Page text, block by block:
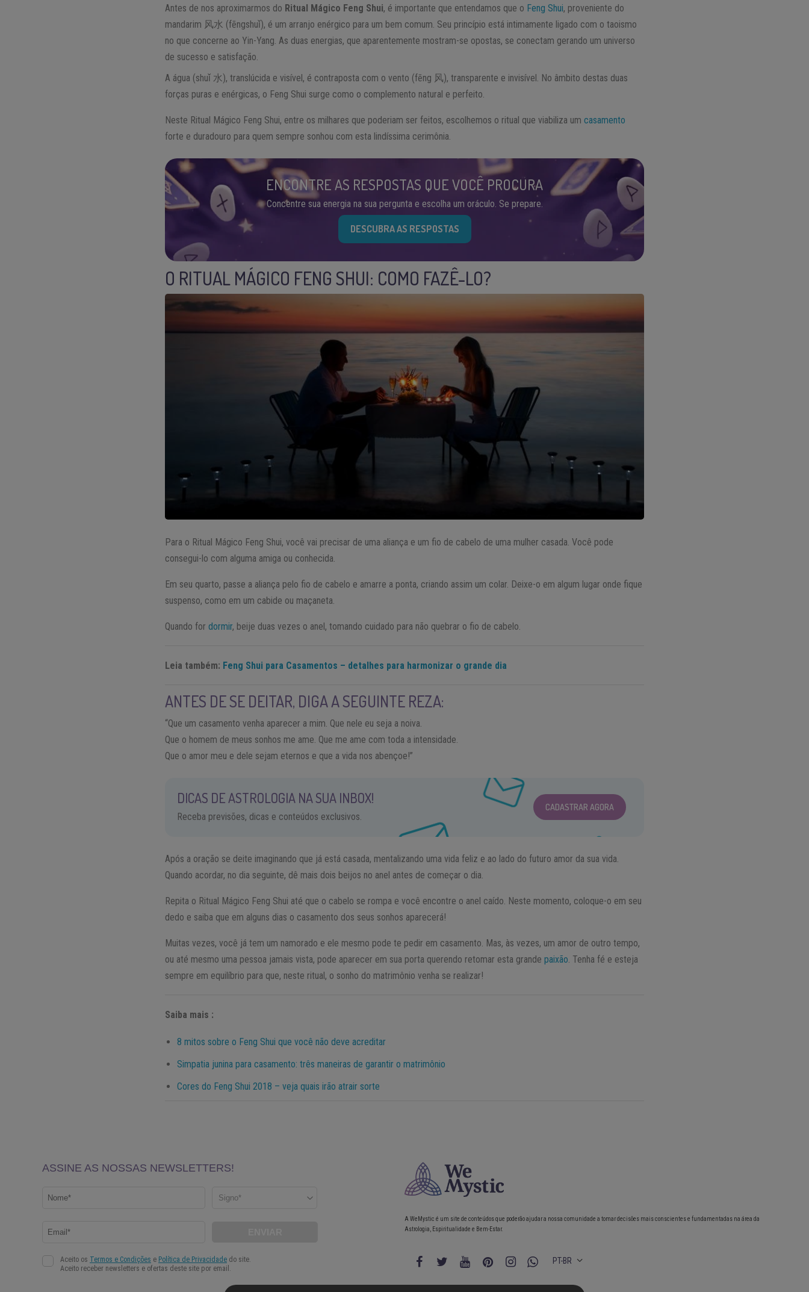
Antes de nos aproximarmos do Ritual Mágico Feng Shui, é importante que entendamos que o Feng Shui, proveniente do
mandarim 风水 (fēngshuǐ), é um arranjo enérgico para um bem comum. Seu princípio está intimamente ligado com o taoismo
no que concerne ao Yin-Yang. As duas energias, que aparentemente mostram-se opostas, se conectam gerando um universo
de sucesso e satisfação.
A água (shuǐ 水), translúcida e visível, é contraposta com o vento (fēng 风), transparente e invisível. No âmbito destas duas
forças puras e enérgicas, o Feng Shui surge como o complemento natural e perfeito.
Neste Ritual Mágico Feng Shui, entre os milhares que poderiam ser feitos, escolhemos o ritual que viabiliza umcasamento
forte e duradouro para quem sempre sonhou com esta lindíssima cerimônia.
ENCONTRE AS RESPOSTAS QUE VOCÊ PROCURA
Concentre sua energia na sua pergunta e escolha um oráculo. Se prepare.
DESCUBRA AS RESPOSTAS
O RITUAL MÁGICO FENG SHUI: COMO FAZÊ-LO?
Para o Ritual Mágico Feng Shui, você vai precisar de uma aliança e um fio de cabelo de uma mulher casada. Você pode
consegui-lo com alguma amiga ou conhecida.
Em seu quarto, passe a aliança pelo fio de cabelo e amarre a ponta, criando assim um colar. Deixe-o em algum lugar onde fique
suspenso, como em um cabide ou maçaneta.
Quando fordormir, beije duas vezes o anel, tomando cuidado para não quebrar o fio de cabelo.
Leia também: Feng Shui para Casamentos – detalhes para harmonizar o grande dia
ANTES DE SE DEITAR, DIGA A SEGUINTE REZA:
“Que um casamento venha aparecer a mim. Que nele eu seja a noiva.
Que o homem de meus sonhos me ame. Que me ame com toda a intensidade.
Que o amor meu e dele sejam eternos e que a vida nos abençoe!”
DICAS DE ASTROLOGIA NA SUA INBOX!
Receba previsões, dicas e conteúdos exclusivos.
CADASTRAR AGORA
Após a oração se deite imaginando que já está casada, mentalizando uma vida feliz e ao lado do futuro amor da sua vida.
Quando acordar, no dia seguinte, dê mais dois beijos no anel antes de começar o dia.
Repita o Ritual Mágico Feng Shui até que o cabelo se rompa e você encontre o anel caído. Neste momento, coloque-o em seu
dedo e saiba que em alguns dias o casamento dos seus sonhos aparecerá!
Muitas vezes, você já tem um namorado e ele mesmo pode te pedir em casamento. Mas, às vezes, um amor de outro tempo,
ou até mesmo uma pessoa jamais vista, pode aparecer em sua porta querendo retomar esta grandepaixão. Tenha fé e esteja
sempre em equilíbrio para que, neste ritual, o sonho do matrimônio venha se realizar!
Saiba mais :
8 mitos sobre o Feng Shui que você não deve acreditar
Simpatia junina para casamento: três maneiras de garantir o matrimônio
Cores do Feng Shui 2018 – veja quais irão atrair sorte
A WeMystic é um site de conteúdos que poderão ajudar a nossa comunidade a tomar decisões mais conscientes e fundamentadas na área da
Astrologia, Espiritualidade e Bem-Estar.
PT-BR